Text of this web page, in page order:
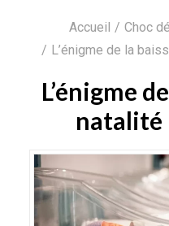
Accueil
Choc
L’énigme de la
L’énigme
natalité